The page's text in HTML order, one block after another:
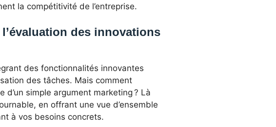
la compétitivité de l’entreprise.
des innovations
des fonctionnalités innovantes
des tâches. Mais comment
simple argument marketing ? Là
en offrant une vue d’ensemble
à vos besoins concrets.